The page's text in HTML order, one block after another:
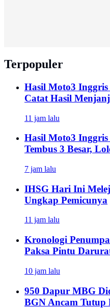
Terpopuler
Hasil Moto3 Inggris
Catat Hasil
11 jam lalu
Hasil Moto3 Inggris
Tembus 3 Besar,
7 jam lalu
IHSG Hari Ini
Ungkap Pemicunya
11 jam lalu
Kronologi
Paksa Pintu
10 jam lalu
950 Dapur MBG
BGN Ancam Tutup